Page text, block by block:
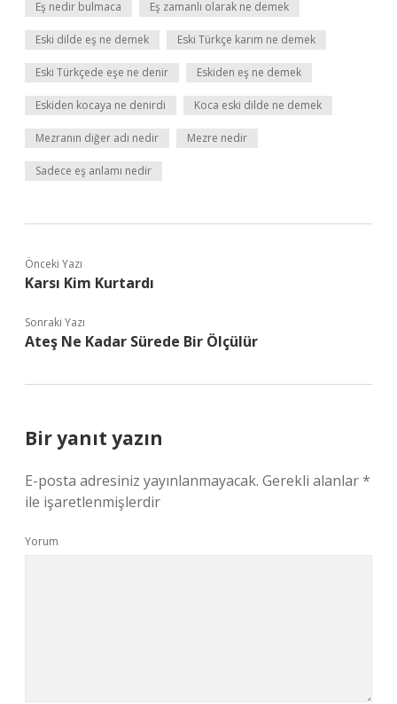
Eş nedir bulmaca Eş zamanlı olarak ne demek
Eski dilde eş ne demek Eski Türkçe karım ne demek
Eski Türkçede eşe ne denir Eskiden eş ne demek
Eskiden kocaya ne denirdi Koca eski dilde ne demek
Mezranın diğer adı nedir Mezre nedir
Sadece eş anlamı nedir
Önceki Yazı
Karsı Kim Kurtardı
Sonraki Yazı
Ateş Ne Kadar Sürede Bir Ölçülür
Bir yanıt yazın
E-posta adresiniz yayınlanmayacak. Gerekli alanlar*
ile işaretlenmişlerdir
Yorum